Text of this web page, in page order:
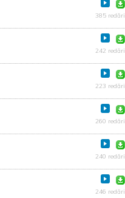
385 redări
242 redări
223 redări
260 redări
240 redări
246 redări